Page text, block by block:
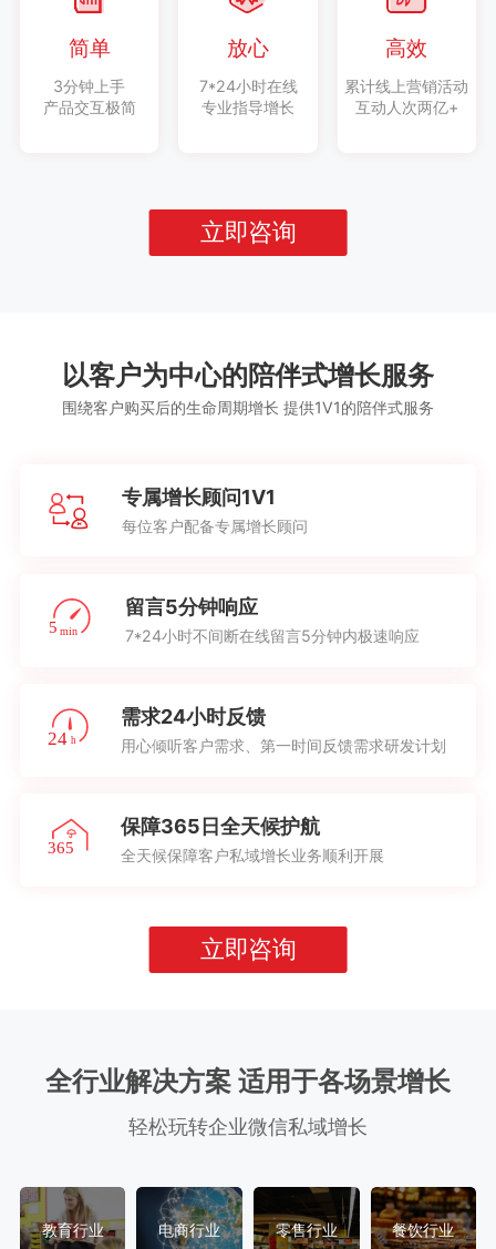
简单
3分钟上手
产品交互极简
放心
7*24小时在线
专业指导增长
高效
累计线上营销活动
互动人次两亿+
立即咨询
以客户为中心的陪伴式增长服务
围绕客户购买后的生命周期增长 提供1V1的陪伴式服务
专属增长顾问1V1
每位客户配备专属增长顾问
留言5分钟响应
7*24小时不间断在线留言5分钟内极速响应
需求24小时反馈
用心倾听客户需求、第一时间反馈需求研发计划
保障365日全天候护航
全天候保障客户私域增长业务顺利开展
立即咨询
全行业解决方案 适用于各场景增长
轻松玩转企业微信私域增长
教育行业 电商行业 零售行业 餐饮行业